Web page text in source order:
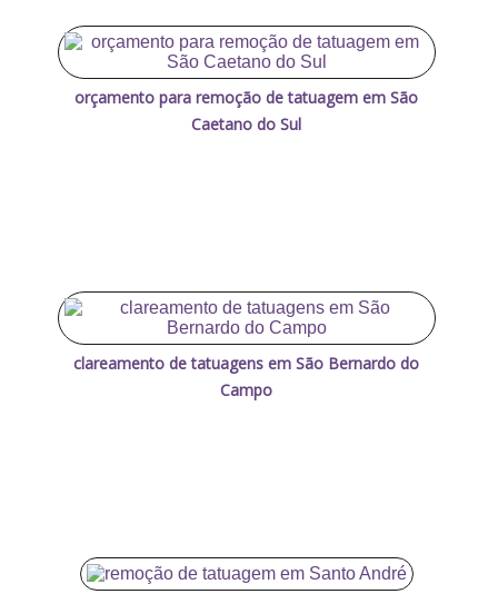
orçamento para remoção de tatuagem em São
Caetano do Sul
clareamento de tatuagens em São Bernardo do
Campo